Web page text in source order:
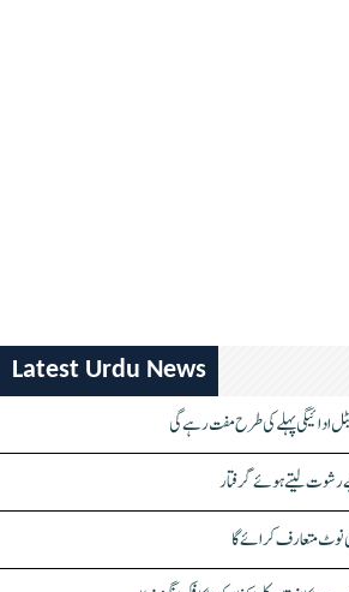
Latest Urdu News
نوٹ متعارف کرائے گا